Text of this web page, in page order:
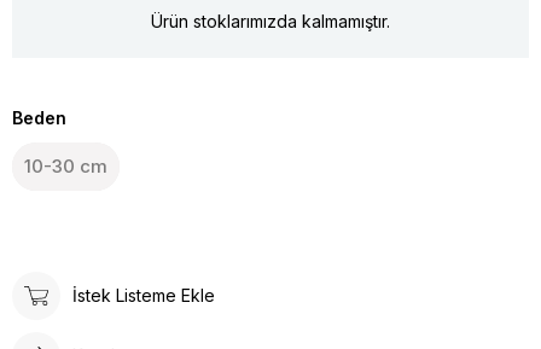
Ürün stoklarımızda kalmamıştır.
Beden
10-30 cm
İstek Listeme Ekle